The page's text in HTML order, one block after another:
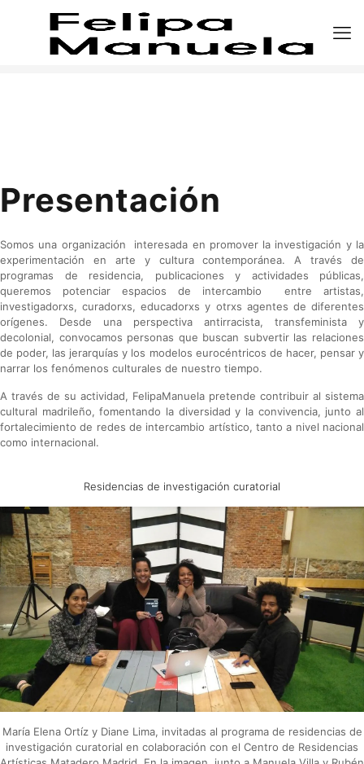
Presentación
Somos una organización interesada en promover la investigación y la
experimentación en arte y cultura contemporánea. A través de
programas de residencia, publicaciones y actividades públicas,
queremos potenciar espacios de intercambio entre artistas,
investigadorxs, curadorxs, educadorxs y otrxs agentes de diferentes
orígenes. Desde una perspectiva antirracista, transfeminista y
decolonial, convocamos personas que buscan subvertir las relaciones
de poder, las jerarquías y los modelos eurocéntricos de hacer, pensar y
narrar los fenómenos culturales de nuestro tiempo.
A través de su actividad, FelipaManuela pretende contribuir al sistema
cultural madrileño, fomentando la diversidad y la convivencia, junto al
fortalecimiento de redes de intercambio artístico, tanto a nivel nacional
como internacional.
Residencias de investigación curatorial
María Elena Ortíz y Diane Lima, invitadas al programa de residencias de
investigación curatorial en colaboración con el Centro de Residencias